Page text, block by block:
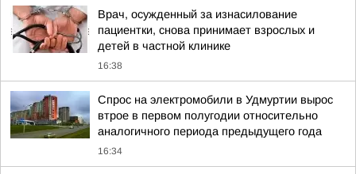
Врач, осужденный за изнасилование
пациентки, снова принимает взрослых и
детей в частной клинике
16:38
Спрос на электромобили в Удмуртии вырос
втрое в первом полугодии относительно
аналогичного периода предыдущего года
16:34